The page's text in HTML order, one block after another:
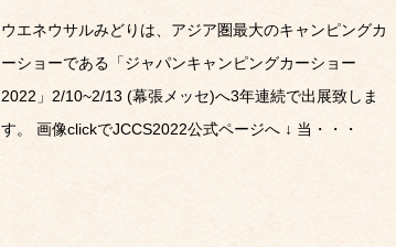
ウエネウサルみどりは、アジア圏最大のキャンピングカ
ーショーである「ジャパンキャンピングカーショー
2022」2/10~2/13 (幕張メッセ)へ3年連続で出展致しま
す。 画像clickでJCCS2022公式ページへ ↓ 当・・・